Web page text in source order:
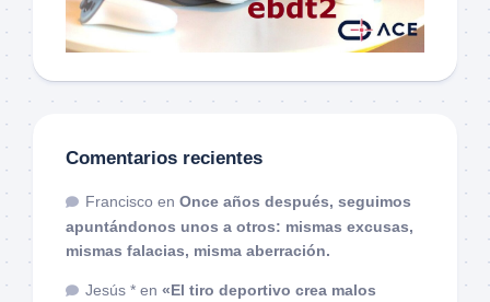
Comentarios recientes
Francisco en Once años después, seguimos
apuntándonos unos a otros: mismas excusas,
mismas falacias, misma aberración.
Jesús * en «El tiro deportivo crea malos